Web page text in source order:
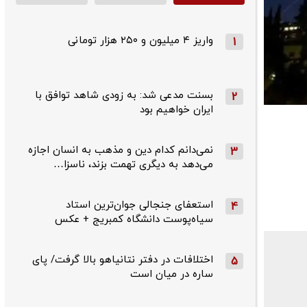
1 واریز ۴ میلیون و ۲۵۰ هزار تومانی
2
بسنت مدعی شد: به زودی شاهد توافق با
ایران خواهیم بود
3
نمی‌دانم کدام دین و مذهب به انسان اجازه
می‌دهد به دیگری تهمت بزند، ناسزا…
4
استعفای جنجالی جوان‌ترین استاد
سیاه‌پوست دانشگاه کمبریج + عکس
5
اختلافات در دفتر نتانیاهو بالا گرفت/ پای
ساره در میان است